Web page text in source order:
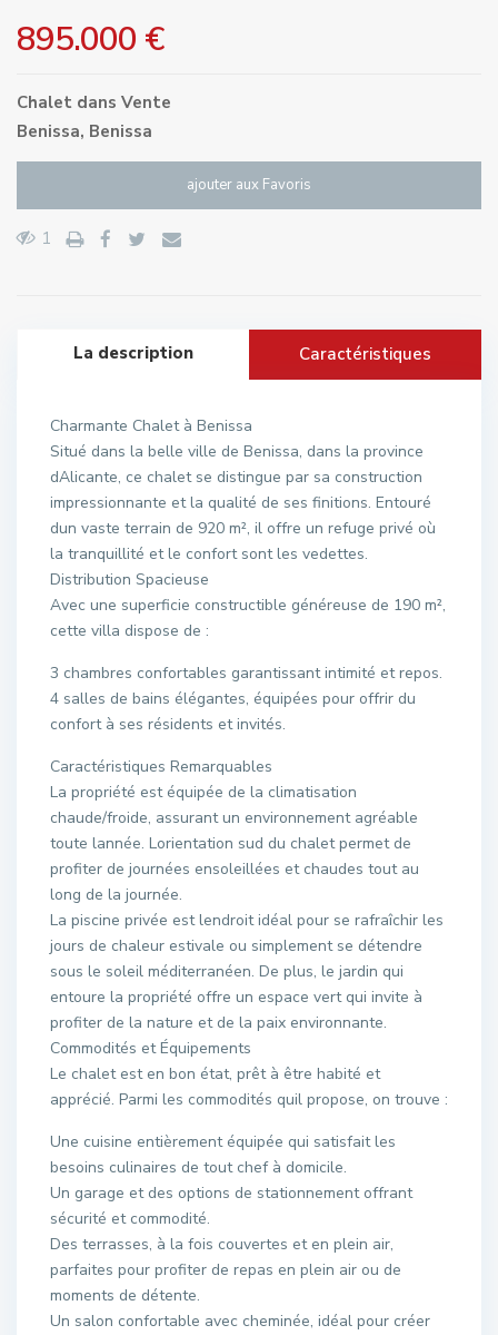
895.000 €
Chalet dans Vente
Benissa, Benissa
ajouter aux Favoris
1
La description Caractéristiques
Charmante Chalet à Benissa
Situé dans la belle ville de Benissa, dans la province
dAlicante, ce chalet se distingue par sa construction
impressionnante et la qualité de ses finitions. Entouré
dun vaste terrain de 920 m², il offre un refuge privé où
la tranquillité et le confort sont les vedettes.
Distribution Spacieuse
Avec une superficie constructible généreuse de 190 m²,
cette villa dispose de :
3 chambres confortables garantissant intimité et repos.
4 salles de bains élégantes, équipées pour offrir du
confort à ses résidents et invités.
Caractéristiques Remarquables
La propriété est équipée de la climatisation
chaude/froide, assurant un environnement agréable
toute lannée. Lorientation sud du chalet permet de
profiter de journées ensoleillées et chaudes tout au
long de la journée.
La piscine privée est lendroit idéal pour se rafraîchir les
jours de chaleur estivale ou simplement se détendre
sous le soleil méditerranéen. De plus, le jardin qui
entoure la propriété offre un espace vert qui invite à
profiter de la nature et de la paix environnante.
Commodités et Équipements
Le chalet est en bon état, prêt à être habité et
apprécié. Parmi les commodités quil propose, on trouve :
Une cuisine entièrement équipée qui satisfait les
besoins culinaires de tout chef à domicile.
Un garage et des options de stationnement offrant
sécurité et commodité.
Des terrasses, à la fois couvertes et en plein air,
parfaites pour profiter de repas en plein air ou de
moments de détente.
Un salon confortable avec cheminée, idéal pour créer